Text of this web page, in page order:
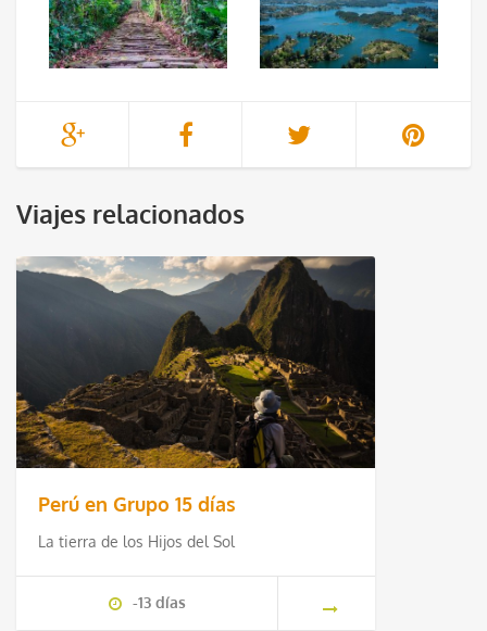
Viajes relacionados
Perú en Grupo 15 días
La tierra de los Hijos del Sol
-13 días